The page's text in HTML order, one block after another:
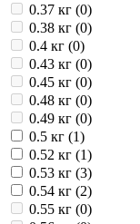
0.37 кг (0)
0.38 кг (0)
0.4 кг (0)
0.43 кг (0)
0.45 кг (0)
0.48 кг (0)
0.49 кг (0)
0.5 кг (1)
0.52 кг (1)
0.53 кг (3)
0.54 кг (2)
0.55 кг (0)